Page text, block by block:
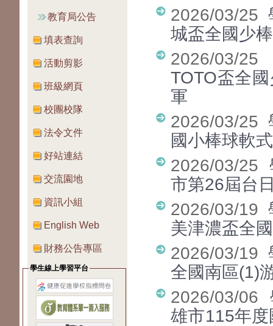
教育局公告
填表查詢
活動剪影
班級網頁
校團校隊
法令文件
好站連結
交流園地
資訊小組
English Web
財務公告專區
學生線上學習平台
2026/03/25
城盃全國少
2026/03/25
TOTO盃全
軍
2026/03/25
國小棒球軟
2026/03/25
市第26屆台
2026/03/19
美津濃盃全
2026/03/19
全國南區(1)
2026/03/06
雄市115年